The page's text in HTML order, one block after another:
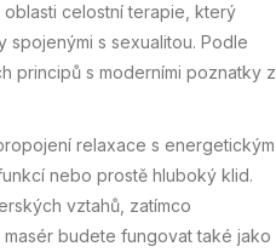
celostní terapie, který
spojenými s sexualitou. Podle
principů s moderními poznatky z
relaxace s energetickým
nebo prostě hluboký klid.
vztahů, zatímco
budete fungovat také jako